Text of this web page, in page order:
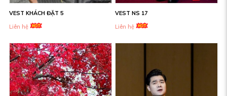
VEST KHÁCH ĐẶT 5
Liên hệ
VEST NS 17
Liên hệ